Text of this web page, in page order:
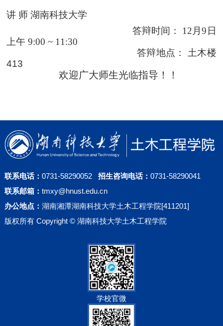
讲 师 湖南科技大学
答辩时间： 12 月9 日
上午9:00 ~ 11:30
答辩地点： 土木楼
413
欢迎广大师生光临指导！！
联系电话： 0731-58290052 招生咨询电话： 0731-58290041
联系邮箱： tmxy@hnust.edu.cn
办公地点： 湖南湘潭湖南科技大学土木工程学院[411201]
版权所有 Copyright © 湖南科技大学土木工程学院
学校官微